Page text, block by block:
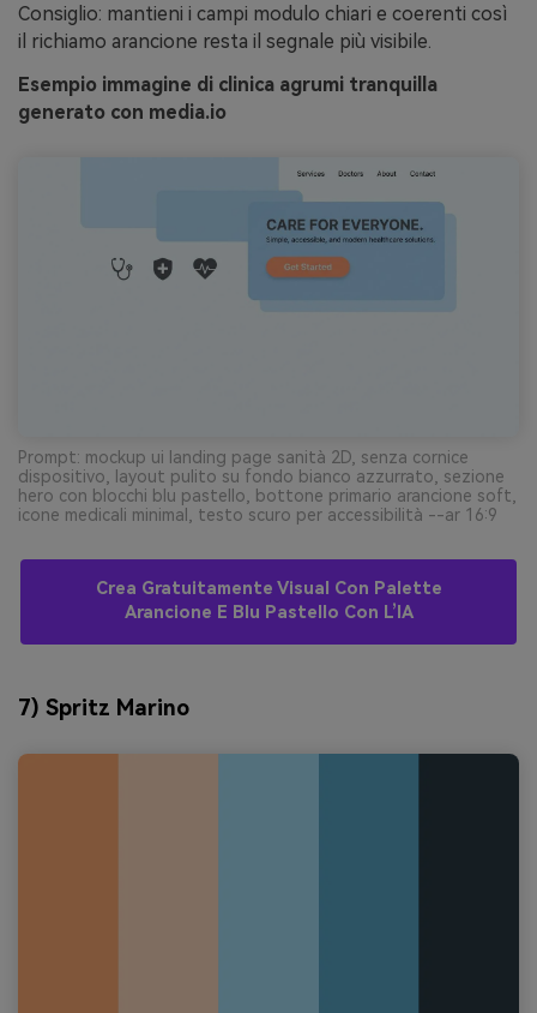
Consiglio: mantieni i campi modulo chiari e coerenti così
il richiamo arancione resta il segnale più visibile.
Esempio immagine di clinica agrumi tranquilla
generato con media.io
Prompt: mockup ui landing page sanità 2D, senza cornice
dispositivo, layout pulito su fondo bianco azzurrato, sezione
hero con blocchi blu pastello, bottone primario arancione soft,
icone medicali minimal, testo scuro per accessibilità --ar 16:9
Crea Gratuitamente Visual Con Palette
Arancione E Blu Pastello Con L’IA
7) Spritz Marino